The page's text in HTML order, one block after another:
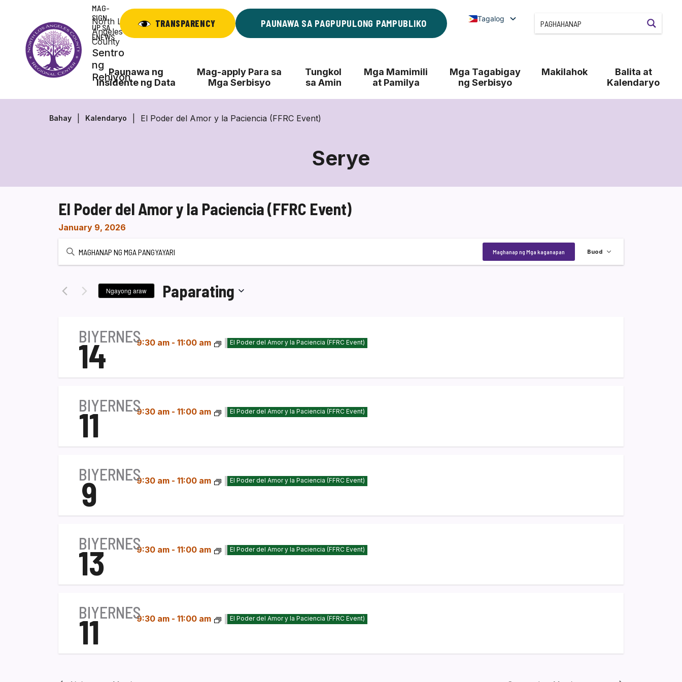
nilalaman
North Los
Angeles
County
Sentro
ng
Rehiyon
MAG-
SIGN
UP SA
ENEWS
TRANSPARENCY PAUNAWA SA PAGPUPULONG PAMPUBLIKO Tagalog
Paunawa ng
Insidente ng Data
Mag-apply Para sa
Mga Serbisyo
Tungkol
sa Amin
Mga Mamimili
at Pamilya
Mga Tagabigay
ng Serbisyo
Makilahok
Balita at
Kalendaryo
Bahay Kalendaryo El Poder del Amor y la Paciencia (FFRC Event)
Serye
El Poder del Amor y la Paciencia (FFRC Event)
January 9, 2026
Ipasok
Maghanap
ng
pamamagitan
Keyword.
Maghanap ng Mga kaganapan Buod
Ngayong araw Paparating
BIYERNES
14 9:30 am - 11:00 am El Poder del Amor y la Paciencia (FFRC Event)
BIYERNES
11 9:30 am - 11:00 am El Poder del Amor y la Paciencia (FFRC Event)
BIYERNES
9 9:30 am - 11:00 am El Poder del Amor y la Paciencia (FFRC Event)
BIYERNES
13 9:30 am - 11:00 am El Poder del Amor y la Paciencia (FFRC Event)
BIYERNES
11 9:30 am - 11:00 am El Poder del Amor y la Paciencia (FFRC Event)